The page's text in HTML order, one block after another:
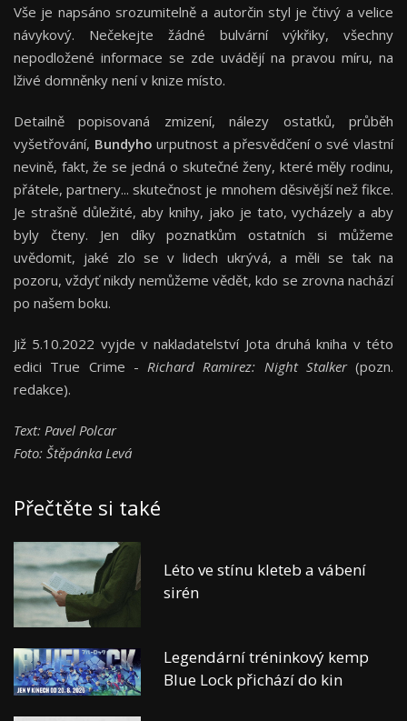
Vše je napsáno srozumitelně a autorčin styl je čtivý a velice
návykový. Nečekejte žádné bulvární výkřiky, všechny
nepodložené informace se zde uvádějí na pravou míru, na
lživé domněnky není v knize místo.
Detailně popisovaná zmizení, nálezy ostatků, průběh
vyšetřování, Bundyho urputnost a přesvědčení o své vlastní
nevině, fakt, že se jedná o skutečné ženy, které měly rodinu,
přátele, partnery... skutečnost je mnohem děsivější než fikce.
Je strašně důležité, aby knihy, jako je tato, vycházely a aby
byly čteny. Jen díky poznatkům ostatních si můžeme
uvědomit, jaké zlo se v lidech ukrývá, a měli se tak na
pozoru, vždyť nikdy nemůžeme vědět, kdo se zrovna nachází
po našem boku.
Již 5.10.2022 vyjde v nakladatelství Jota druhá kniha v této
edici True Crime - Richard Ramirez: Night Stalker(pozn.
redakce).
Text: Pavel Polcar
Foto: Štěpánka Levá
Přečtěte si také
Léto ve stínu kleteb a vábení
sirén
Legendární tréninkový kemp
Blue Lock přichází do kin